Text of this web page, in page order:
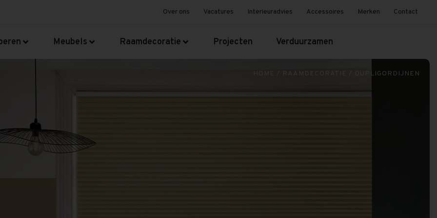
Over ons Vacatures Interieuradvies Accessoires Merken Contact
Meubels Raamdecoratie Projecten Verduurzamen
RAAMDECORATIE DUPLIGORDIJNEN